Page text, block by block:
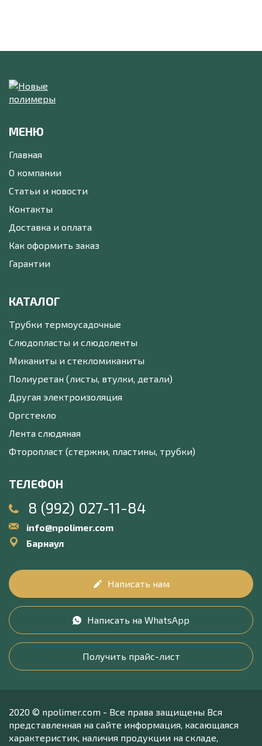
МЕНЮ
Главная
О компании
Статьи и новости
Контакты
Доставка и оплата
Как оформить заказ
Гарантии
КАТАЛОГ
Трубки термоусадочные
Слюдопласты и слюдоленты
Миканиты и стекломиканиты
Полиуретан (листы, втулки, детали)
Другая электроизоляция
Оргстекло
Лента слюдяная
Фторопласт (стержни, пластины, трубки)
ТЕЛЕФОН
8 (992) 027-11-84
info@npolimer.com
Барнаул
Написать нам
Написать на WhatsApp
Получить прайс-лист
2020 © npolimer.com - Все права защищены Вся
представленная на сайте информация, касающаяся
характеристик, наличия продукции на складе,